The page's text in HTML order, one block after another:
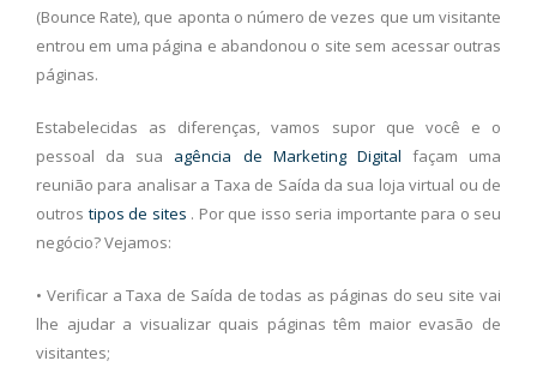
(Bounce Rate), que aponta o número de vezes que um visitante
entrou em uma página e abandonou o site sem acessar outras
páginas.
Estabelecidas as diferenças, vamos supor que você e o
pessoal da sua agência de Marketing Digital façam uma
reunião para analisar a Taxa de Saída da sua loja virtual ou de
outros tipos de sites . Por que isso seria importante para o seu
negócio? Vejamos:
• Verificar a Taxa de Saída de todas as páginas do seu site vai
lhe ajudar a visualizar quais páginas têm maior evasão de
visitantes;